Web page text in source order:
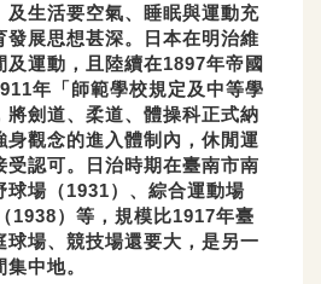
及生活要空氣、睡眠與運動充
發展思想甚深。日本在明治維
及運動，且陸續在1897年帝國
年「師範學校規定及中等學
將劍道、柔道、體操科正式納
身觀念的進入體制內，休閒運
受認可。日治時期在臺南市南
球場（1931）、綜合運動場
1938）等，規模比1917年臺
球場、競技場還要大，是另一
中地。